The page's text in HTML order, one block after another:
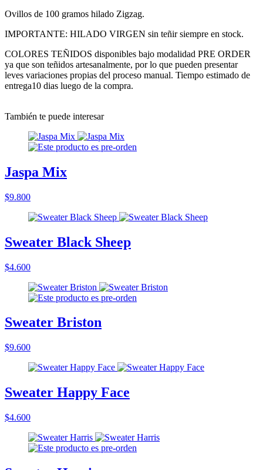
Ovillos de 100 gramos hilado Zigzag.
IMPORTANTE: HILADO VIRGEN sin teñir siempre en stock.
COLORES TEÑIDOS disponibles bajo modalidad PRE ORDER
ya que son teñidos artesanalmente, por lo que pueden presentar
leves variaciones propias del proceso manual. Tiempo estimado de
entrega10 dias luego de la compra.
También te puede interesar
Jaspa Mix
$9.800
Sweater Black Sheep
$4.600
Sweater Briston
$9.600
Sweater Happy Face
$4.600